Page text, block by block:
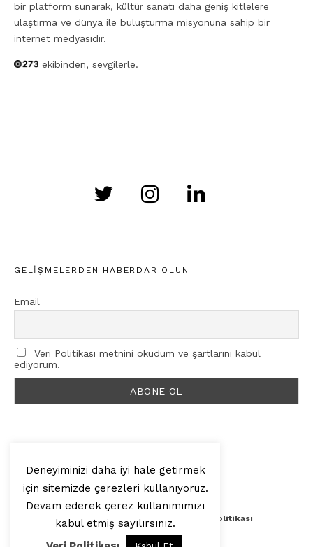
bir platform sunarak, kültür sanatı daha geniş kitlelere
ulaştırma ve dünya ile buluşturma misyonuna sahip bir
internet medyasıdır.
ekibinden, sevgilerle.
GELIŞMELERDEN HABERDAR OLUN
Email
Veri Politikası metnini okudum ve şartlarını kabul
ediyorum.
© 2025, Artilop
Künye Yazar Başvurusu Veri Politikası
Deneyiminizi daha iyi hale getirmek
için sitemizde çerezleri kullanıyoruz.
Devam ederek çerez kullanımımızı
kabul etmiş sayılırsınız.